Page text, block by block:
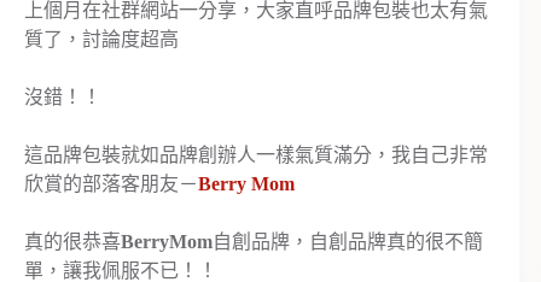
上個月在社群網站一分享，大家直呼品牌包裝也太有氣
質了，討論度超高
沒錯！！
這品牌包裝就如品牌創辦人一樣氣質滿分，我自己非常
欣賞的部落客朋友－Berry Mom
真的很恭喜BerryMom自創品牌，自創品牌真的很不簡
單，讓我佩服不已！！